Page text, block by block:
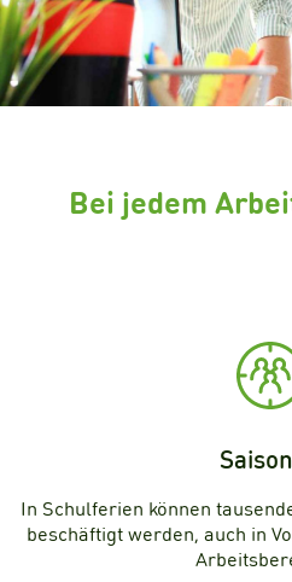
Bei jedem
In Schulferien können
beschäftigt werden, auch in